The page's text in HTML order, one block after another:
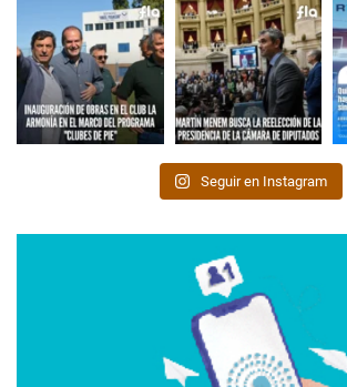
Seguir en Instagram